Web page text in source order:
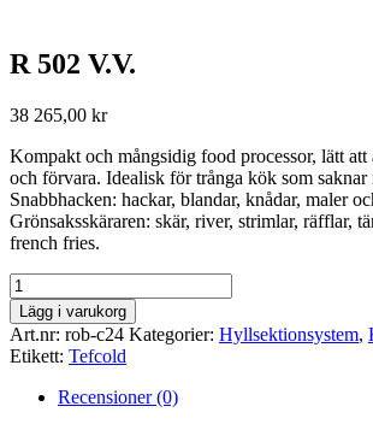
R 502 V.V.
38 265,00 kr
Kompakt och mångsidig food processor, lätt att
och förvara. Idealisk för trånga kök som saknar
Snabbhacken: hackar, blandar, knådar, maler
Grönsaksskäraren: skär, river, strimlar, räfflar,
french fries.
R
502
V.V.
mängd
Lägg i varukorg
Art.nr: rob-c24 Kategorier: Hyllsektionsystem,
Etikett: Tefcold
Recensioner (0)